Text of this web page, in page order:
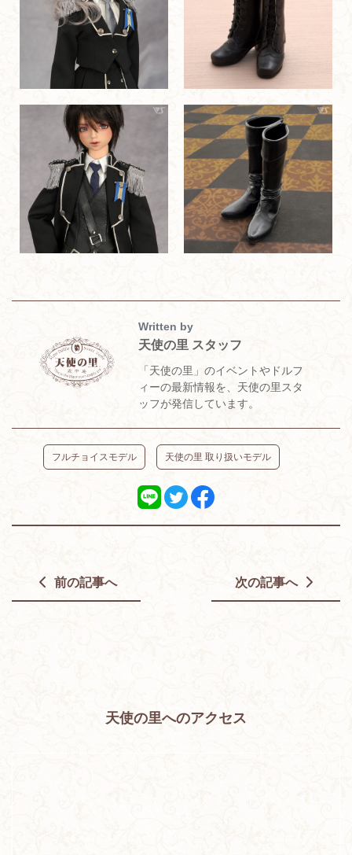
Written by
天使の里 スタッフ
「天使の里」のイベントやドルフ
ィーの最新情報を、天使の里スタ
ッフが発信しています。
フルチョイスモデル 天使の里 取り扱いモデル
前の記事へ 次の記事へ
天使の里へのアクセス